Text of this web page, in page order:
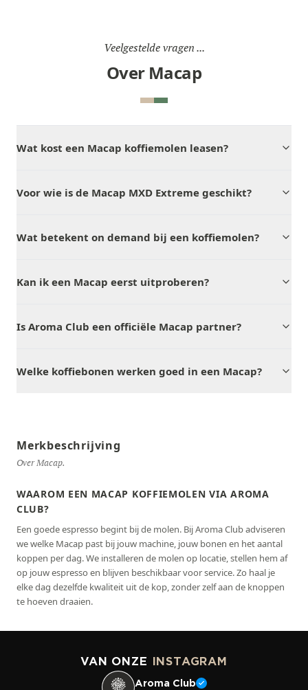
Veelgestelde vragen ...
Over Macap
Wat kost een Macap koffiemolen leasen?
Voor wie is de Macap MXD Extreme geschikt?
Wat betekent on demand bij een koffiemolen?
Kan ik een Macap eerst uitproberen?
Is Aroma Club een officiële Macap partner?
Welke koffiebonen werken goed in een Macap?
Merkbeschrijving
Over Macap.
WAAROM EEN MACAP KOFFIEMOLEN VIA AROMA
CLUB?
Een goede espresso begint bij de molen. Bij Aroma Club adviseren
we welke Macap past bij jouw machine, jouw bonen en het aantal
koppen per dag. We installeren de molen op locatie, stellen hem af
op jouw espresso en blijven beschikbaar voor service. Zo haal je
elke dag dezelfde kwaliteit uit de kop, zonder zelf aan de knoppen
te hoeven draaien.
VAN ONZE INSTAGRAM
Aroma Club